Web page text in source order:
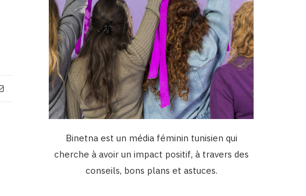
Binetna est un média féminin tunisien qui
cherche à avoir un impact positif, à travers des
conseils, bons plans et astuces.